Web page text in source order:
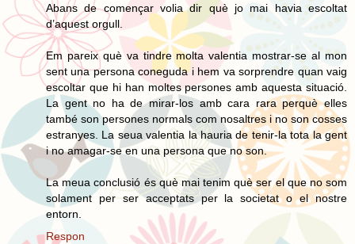
Abans de començar volia dir què jo mai havia escoltat
d’aquest orgull.
Em pareix què va tindre molta valentia mostrar-se al mon
sent una persona coneguda i hem va sorprendre quan vaig
escoltar que hi han moltes persones amb aquesta situació.
La gent no ha de mirar-los amb cara rara perquè elles
també son persones normals com nosaltres i no son cosses
estranyes. La seua valentia la hauria de tenir-la tota la gent
i no amagar-se en una persona que no son.
La meua conclusió és què mai tenim què ser el que no som
solament per ser acceptats per la societat o el nostre
entorn.
Respon